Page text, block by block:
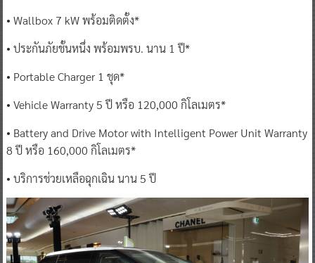
• Wallbox 7 kW พร้อมติดตั้ง*
• ประกันภัยชั้นหนึ่ง พร้อมพรบ. นาน 1 ปี*
• Portable Charger 1 ชุด*
• Vehicle Warranty 5 ปี หรือ 120,000 กิโลเมตร*
• Battery and Drive Motor with Intelligent Power Unit Warranty
8 ปี หรือ 160,000 กิโลเมตร*
• บริการช่วยเหลือฉุกเฉิน นาน 5 ปี